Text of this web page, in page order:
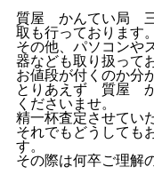
質屋 かんてい局 三
取も行っております。
その他、パソコンや
器なども取り扱って
お値段が付くのか分
とりあえず 質屋
くださいませ。
精一杯査定させてい
それでもどうしても
す。
その際は何卒ご理解